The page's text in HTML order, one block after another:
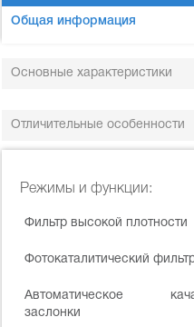
Общая информация
Основные характеристики
Отличительные особенности
Режимы и функции:
Фильтр высокой плотности
Фотокаталитический
Автоматическое
заслонки